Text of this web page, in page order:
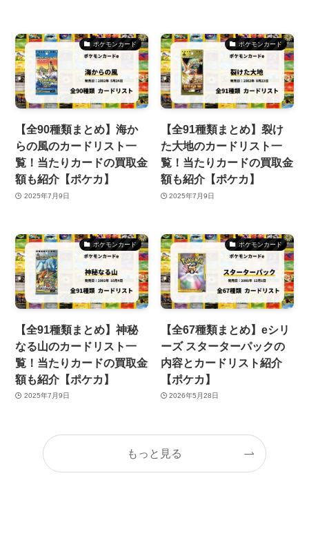
ポケモンカード
【全90種類まとめ】海か
らの風のカードリスト一
覧！当たりカードの買取金
額も紹介【ポケカ】
2025年7月9日
ポケモンカード
【全91種類まとめ】裂け
た大地のカードリスト一
覧！当たりカードの買取金
額も紹介【ポケカ】
2025年7月9日
ポケモンカード
【全91種類まとめ】神秘
なる山のカードリスト一
覧！当たりカードの買取金
額も紹介【ポケカ】
2025年7月9日
ポケモンカード
【全67種類まとめ】eシリ
ーズ スターターパックの
内容とカードリスト紹介
【ポケカ】
2026年5月28日
もっと見る